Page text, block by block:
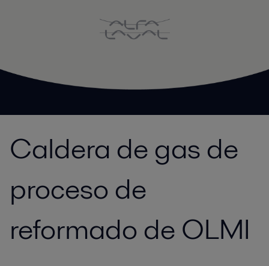
Caldera de gas de
proceso de
reformado de OLMI